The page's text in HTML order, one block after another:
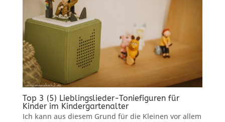
Top 3 (5) Lieblingslieder-Toniefiguren für
Kinder im Kindergartenalter
Ich kann aus diesem Grund für die Kleinen vor allem